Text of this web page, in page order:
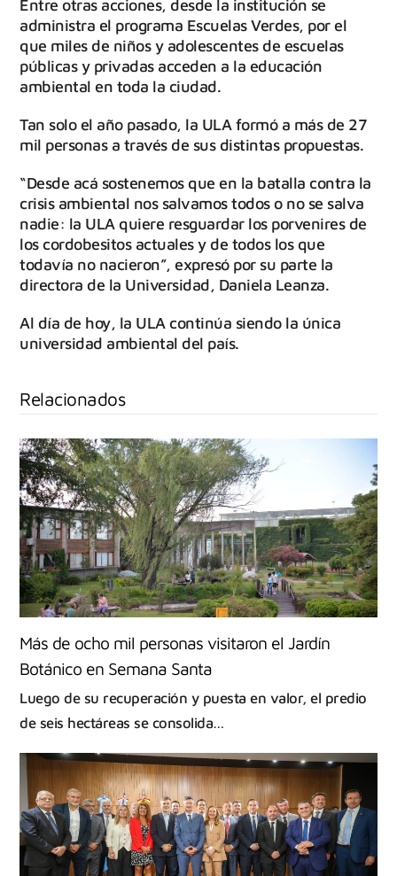
Entre otras acciones, desde la institución se
administra el programa Escuelas Verdes, por el
que miles de niños y adolescentes de escuelas
públicas y privadas acceden a la educación
ambiental en toda la ciudad.
Tan solo el año pasado, la ULA formó a más de 27
mil personas a través de sus distintas propuestas.
“Desde acá sostenemos que en la batalla contra la
crisis ambiental nos salvamos todos o no se salva
nadie: la ULA quiere resguardar los porvenires de
los cordobesitos actuales y de todos los que
todavía no nacieron”, expresó por su parte la
directora de la Universidad, Daniela Leanza.
Al día de hoy, la ULA continúa siendo la única
universidad ambiental del país.
Relacionados
Más de ocho mil personas visitaron el Jardín
Botánico en Semana Santa
Luego de su recuperación y puesta en valor, el predio
de seis hectáreas se consolida…